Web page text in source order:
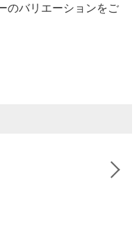
のバリエーションをご